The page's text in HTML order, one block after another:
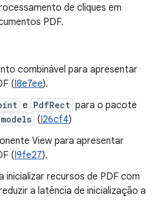
de cliques em
PDF.
combinável para apresentar
(I8e7ee).
e PdfRect para o pacote
(I26cf4)
View para apresentar
(I9fe27).
inicializar recursos de PDF com
a latência de inicialização a